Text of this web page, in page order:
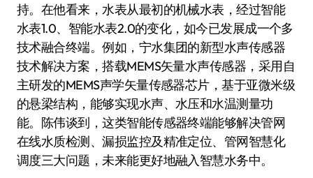
持。在他看来，水表从最初的机械水表，经过智能
水表1.0、智能水表2.0的变化，如今已发展成一个多
技术融合终端。例如，宁水集团的新型水声传感器
技术解决方案，搭载MEMS矢量水声传感器，采用自
主研发的MEMS声学矢量传感器芯片，基于亚微米级
的悬梁结构，能够实现水声、水压和水温测量功
能。陈伟谈到，这类智能传感器终端能够解决管网
在线水质检测、漏损监控及精准定位、管网智慧化
调度三大问题，未来能更好地融入智慧水务中。